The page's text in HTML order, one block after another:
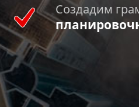
Создадим